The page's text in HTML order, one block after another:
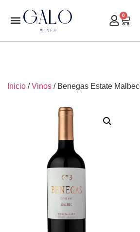
0
Inicio /Vinos / Benegas Estate Malbec